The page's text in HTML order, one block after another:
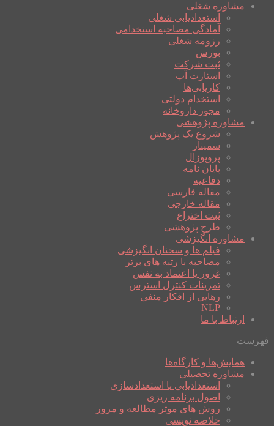
مشاوره شغلی
استعدادیابی شغلی
آمادگی مصاحبه استخدامی
رزومه شغلی
بورس
ثبت شرکت
استارت آپ
کاریابی‌ها
استخدام دولتی
مجوز داروخانه
مشاوره پژوهشی
شروع یک پژوهش
سمینار
پروپوزال
پایان نامه
دفاعیه
مقاله فارسی
مقاله خارجی
ثبت اختراع
طرح پژوهشی
مشاوره انگیزشی
فیلم ها و سخنان انگیزشی
مصاحبه با رتبه های برتر
غرور یا اعتماد به نفس
تمرینات کنترل استرس
رهایی از افکار منفی
NLP
ارتباط با ما
فهرست
همایش‌ها و کارگاه‌ها
مشاوره تحصیلی
استعدادیابی یا استعدادسازی
اصول برنامه ریزی
روش های موثر مطالعه و مرور
خلاصه نویسی